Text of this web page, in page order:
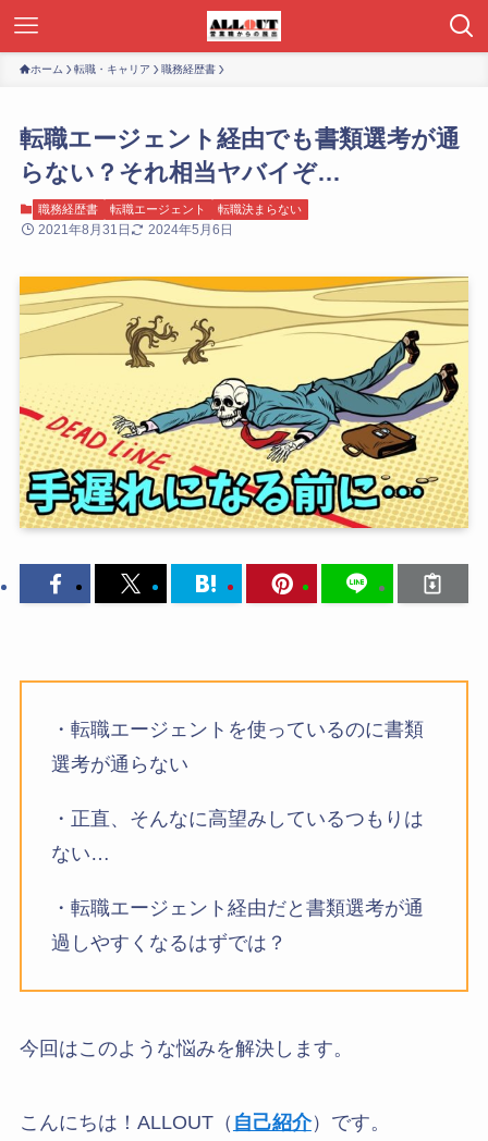
ホーム 転職・キャリア 職務経歴書
転職エージェント経由でも書類選考が通
らない？それ相当ヤバイぞ…
職務経歴書 転職エージェント 転職決まらない
2021年8月31日 2024年5月6日
・転職エージェントを使っているのに書類
選考が通らない
・正直、そんなに高望みしているつもりは
ない…
・転職エージェント経由だと書類選考が通
過しやすくなるはずでは？
今回はこのような悩みを解決します。
こんにちは！ALLOUT（ 自己紹介）です。